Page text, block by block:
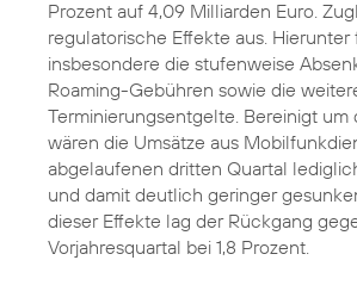
Prozent auf 4,09 Milliarden Euro.
regulatorische Effekte aus. Hierunter
insbesondere die stufenweise
Roaming-Gebühren sowie die
Terminierungsentgelte. Bereinigt um
wären die Umsätze aus
abgelaufenen dritten Quartal
und damit deutlich geringer
dieser Effekte lag der Rückgang
Vorjahresquartal bei 1,8 Prozent.